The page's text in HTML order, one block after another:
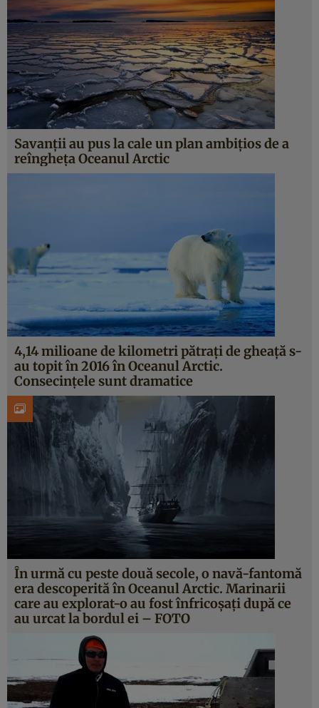
Savanţii au pus la cale un plan ambiţios de a
reîngheţa Oceanul Arctic
4,14 milioane de kilometri pătraţi de gheaţă s-
au topit în 2016 în Oceanul Arctic.
Consecinţele sunt dramatice
În urmă cu peste două secole, o navă-fantomă
era descoperită în Oceanul Arctic. Marinarii
care au explorat-o au fost înfricoşaţi după ce
au urcat la bordul ei – FOTO